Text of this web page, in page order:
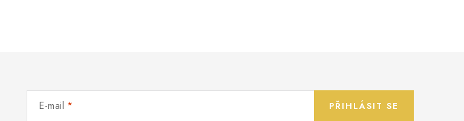
E-mail PŘIHLÁSIT SE